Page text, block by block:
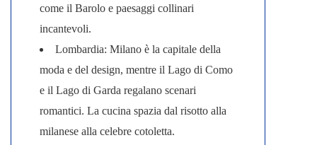
come il Barolo e paesaggi collinari
incantevoli.
Lombardia: Milano è la capitale della
moda e del design, mentre il Lago di Como
e il Lago di Garda regalano scenari
romantici. La cucina spazia dal risotto alla
milanese alla celebre cotoletta.